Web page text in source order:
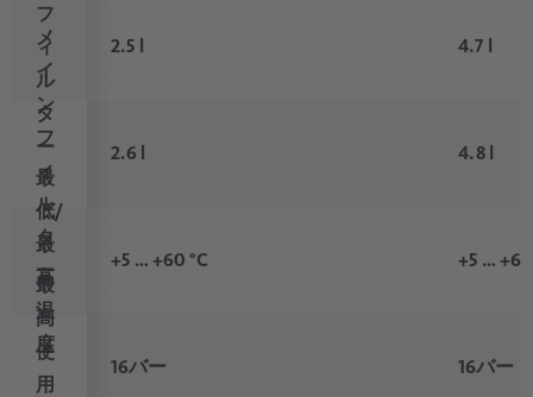
フ
ィ
ル
タ
ー
メ
イ
ン
フ
ィ
ル
タ
ー
最
低/
最
高
温
度
最
高
使
用
2.5 l
2.6 l
+5 … +60 °C
16バー
4.7 l
4.8 l
+5 … +60
16バー